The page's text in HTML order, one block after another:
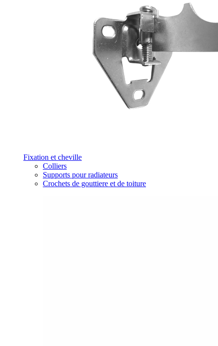
Fixation et cheville
Colliers
Supports pour radiateurs
Crochets de gouttiere et de toiture